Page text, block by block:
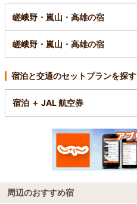
嵯峨野・嵐山・高雄の宿
嵯峨野・嵐山・高雄の宿
宿泊と交通のセットプランを探す
宿泊 ＋ JAL 航空券
周辺のおすすめ宿